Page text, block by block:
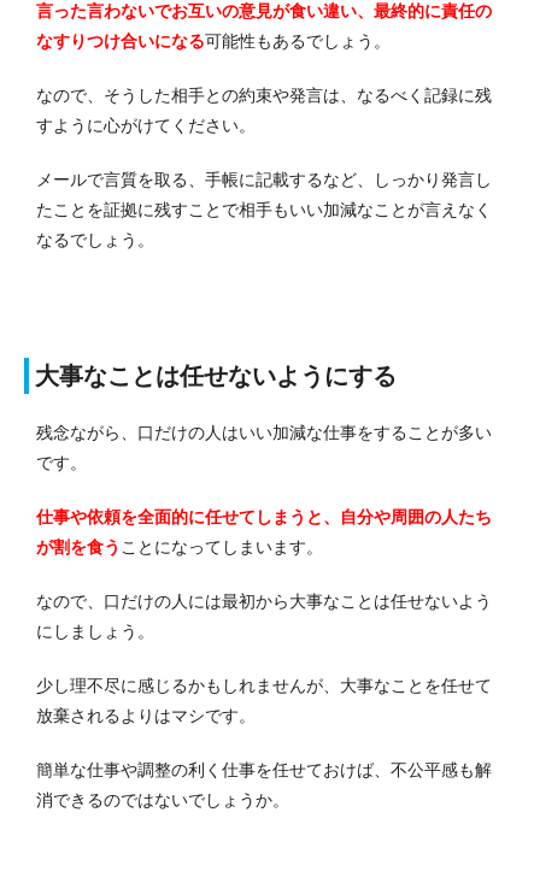
言った言わないでお互いの意見が食い違い、最終的に責任の
なすりつけ合いになる可能性もあるでしょう。
なので、そうした相手との約束や発言は、なるべく記録に残
すように心がけてください。
メールで言質を取る、手帳に記載するなど、しっかり発言し
たことを証拠に残すことで相手もいい加減なことが言えなく
なるでしょう。
大事なことは任せないようにする
残念ながら、口だけの人はいい加減な仕事をすることが多い
です。
仕事や依頼を全面的に任せてしまうと、自分や周囲の人たち
が割を食う ことになってしまいます。
なので、口だけの人には最初から大事なことは任せないよう
にしましょう。
少し理不尽に感じるかもしれませんが、大事なことを任せて
放棄されるよりはマシです。
簡単な仕事や調整の利く仕事を任せておけば、不公平感も解
消できるのではないでしょうか。